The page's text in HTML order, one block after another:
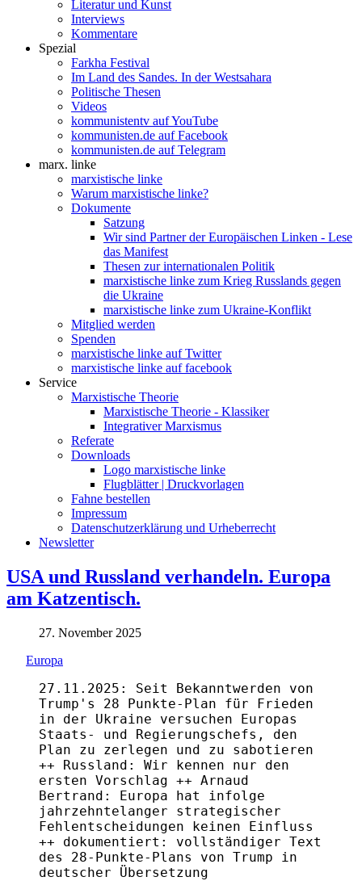
Literatur und Kunst
Interviews
Kommentare
Spezial
Farkha Festival
Im Land des Sandes. In der Westsahara
Politische Thesen
Videos
kommunistentv auf YouTube
kommunisten.de auf Facebook
kommunisten.de auf Telegram
marx. linke
marxistische linke
Warum marxistische linke?
Dokumente
Satzung
Wir sind Partner der Europäischen Linken - Lese
das Manifest
Thesen zur internationalen Politik
marxistische linke zum Krieg Russlands gegen
die Ukraine
marxistische linke zum Ukraine-Konflikt
Mitglied werden
Spenden
marxistische linke auf Twitter
marxistische linke auf facebook
Service
Marxistische Theorie
Marxistische Theorie - Klassiker
Integrativer Marxismus
Referate
Downloads
Logo marxistische linke
Flugblätter | Druckvorlagen
Fahne bestellen
Impressum
Datenschutzerklärung und Urheberrecht
Newsletter
USA und Russland verhandeln. Europa
am Katzentisch.
27. November 2025
Europa
27.11.2025: Seit Bekanntwerden von
Trump's 28 Punkte-Plan für Frieden
in der Ukraine versuchen Europas
Staats- und Regierungschefs, den
Plan zu zerlegen und zu sabotieren
++ Russland: Wir kennen nur den
ersten Vorschlag ++ Arnaud
Bertrand: Europa hat infolge
jahrzehntelanger strategischer
Fehlentscheidungen keinen Einfluss
++ dokumentiert: vollständiger Text
des 28-Punkte-Plans von Trump in
deutscher Übersetzung